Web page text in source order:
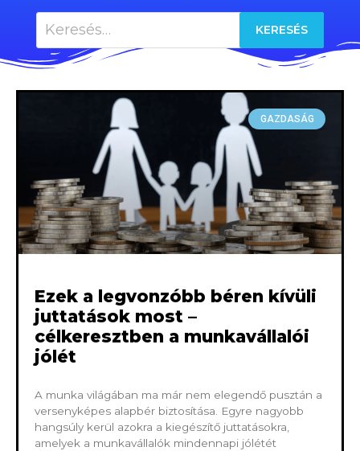
GAZDASÁG
Ezek a legvonzóbb béren kívüli
juttatások most –
célkeresztben a munkavállalói
jólét
A munka világában ma már nem elegendő pusztán a
versenyképes alapbér biztosítása. Egyre nagyobb
hangsúly kerül azokra a kiegészítő juttatásokra,
amelyek a munkavállalók mindennapi jólétét